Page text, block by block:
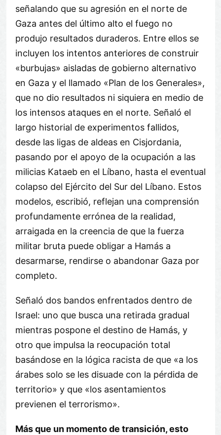
señalando que su agresión en el norte de
Gaza antes del último alto el fuego no
produjo resultados duraderos. Entre ellos se
incluyen los intentos anteriores de construir
«burbujas» aisladas de gobierno alternativo
en Gaza y el llamado «Plan de los Generales»,
que no dio resultados ni siquiera en medio de
los intensos ataques en el norte. Señaló el
largo historial de experimentos fallidos,
desde las ligas de aldeas en Cisjordania,
pasando por el apoyo de la ocupación a las
milicias Kataeb en el Líbano, hasta el eventual
colapso del Ejército del Sur del Líbano. Estos
modelos, escribió, reflejan una comprensión
profundamente errónea de la realidad,
arraigada en la creencia de que la fuerza
militar bruta puede obligar a Hamás a
desarmarse, rendirse o abandonar Gaza por
completo.
Señaló dos bandos enfrentados dentro de
Israel: uno que busca una retirada gradual
mientras pospone el destino de Hamás, y
otro que impulsa la reocupación total
basándose en la lógica racista de que «a los
árabes solo se les disuade con la pérdida de
territorio» y que «los asentamientos
previenen el terrorismo».
Más que un momento de transición, esto